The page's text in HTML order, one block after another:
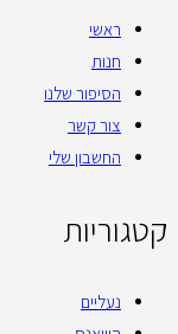
ראשי
חנות
הסיפור שלנו
צור קשר
החשבון שלי
קטגוריות
נעליים